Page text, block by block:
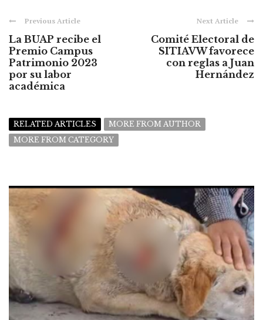
Previous Article
La BUAP recibe el
Premio Campus
Patrimonio 2023
por su labor
académica
Next Article
Comité Electoral de
SITIAVW favorece
con reglas a Juan
Hernández
RELATED ARTICLES
MORE FROM AUTHOR
MORE FROM CATEGORY